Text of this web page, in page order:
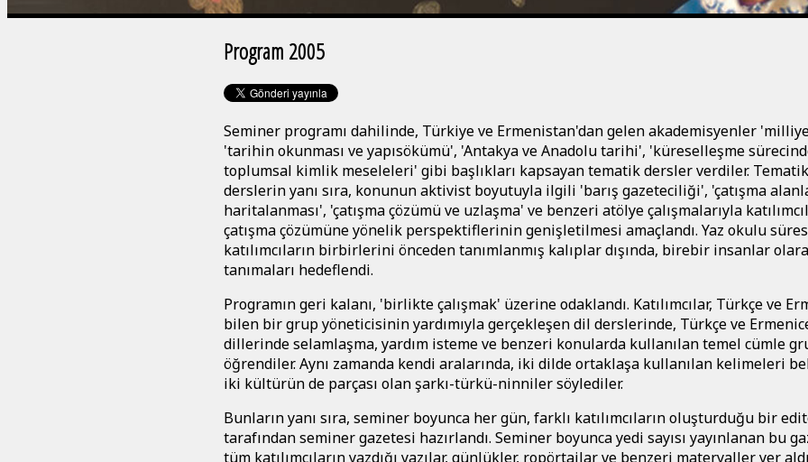
Program 2005
Seminer programı dahilinde, Türkiye ve Ermenistan'dan gelen akademisyenler
'tarihin okunması ve yapısökümü', 'Antakya ve Anadolu tarihi', 'küreselleşme
toplumsal kimlik meseleleri' gibi başlıkları kapsayan tematik dersler verdiler. Tematik
derslerin yanı sıra, konunun aktivist boyutuyla ilgili 'barış gazeteciliği', 'çatışma
haritalanması', 'çatışma çözümü ve uzlaşma' ve benzeri atölye çalışmalarıyla
çatışma çözümüne yönelik perspektiflerinin genişletilmesi amaçlandı. Yaz okulu
katılımcıların birbirlerini önceden tanımlanmış kalıplar dışında, birebir insanlar
tanımaları hedeflendi.
Programın geri kalanı, 'birlikte çalışmak' üzerine odaklandı. Katılımcılar, Türkçe ve
bilen bir grup yöneticisinin yardımıyla gerçekleşen dil derslerinde, Türkçe ve
dillerinde selamlaşma, yardım isteme ve benzeri konularda kullanılan temel cümle
öğrendiler. Aynı zamanda kendi aralarında, iki dilde ortaklaşa kullanılan kelimeleri
iki kültürün de parçası olan şarkı-türkü-ninniler söylediler.
Bunların yanı sıra, seminer boyunca her gün, farklı katılımcıların oluşturduğu bir
tarafından seminer gazetesi hazırlandı. Seminer boyunca yedi sayısı yayınlanan bu
tüm katılımcıların yazdığı yazılar, günlükler, ropörtajlar ve benzeri materyaller yer